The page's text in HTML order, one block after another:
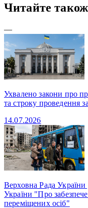
Читайте також
—
Ухвалено закони про
та строку проведення
14.07.2026
Верховна Рада України
України "Про
переміщених осіб"